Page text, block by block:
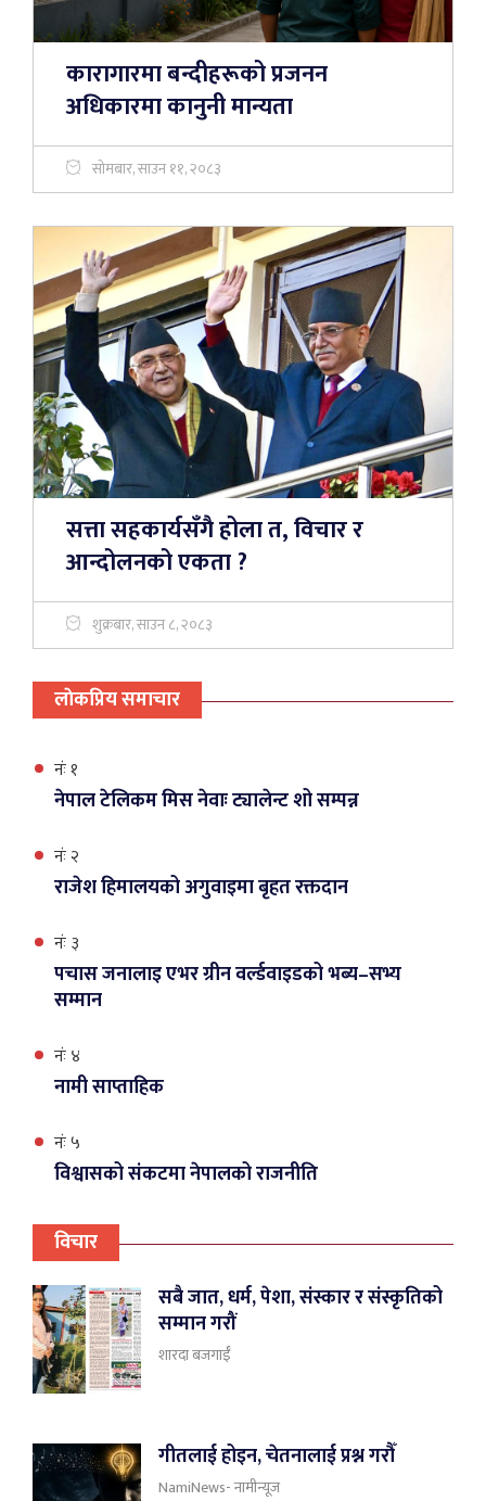
कारागारमा बन्दीहरूको प्रजनन
अधिकारमा कानुनी मान्यता
सोमबार, साउन ११, २०८३
सत्ता सहकार्यसँगै होला त, विचार र
आन्दोलनको एकता ?
शुक्रबार, साउन ८, २०८३
लाेकप्रिय समाचार
नंः १
नेपाल टेलिकम मिस नेवाः ट्यालेन्ट शो सम्पन्न
नंः २
राजेश हिमालयको अगुवाइमा बृहत रक्तदान
नंः ३
पचास जनालाइ एभर ग्रीन वर्ल्डवाइडको भब्य–सभ्य
सम्मान
नंः ४
नामी साप्ताहिक
नंः ५
विश्वासको संकटमा नेपालको राजनीति
विचार
सबै जात, धर्म, पेशा, संस्कार र संस्कृतिको
सम्मान गरौं
शारदा बजगाईँ
गीतलाई होइन, चेतनालाई प्रश्न गरौँ
NamiNews- नामीन्यूज